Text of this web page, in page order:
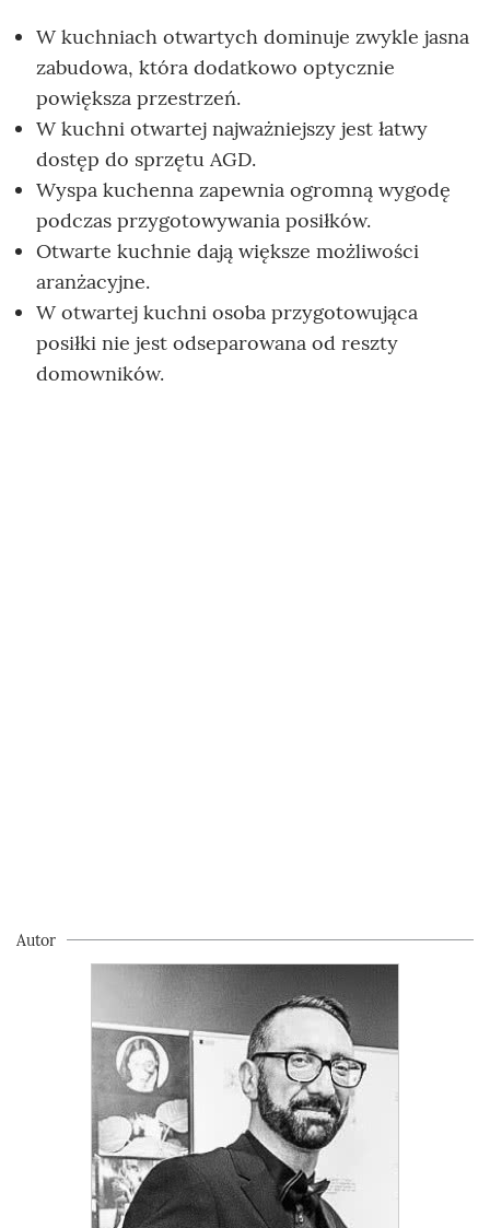
W kuchniach otwartych dominuje zwykle jasna
zabudowa, która dodatkowo optycznie
powiększa przestrzeń.
W kuchni otwartej najważniejszy jest łatwy
dostęp do sprzętu AGD.
Wyspa kuchenna zapewnia ogromną wygodę
podczas przygotowywania posiłków.
Otwarte kuchnie dają większe możliwości
aranżacyjne.
W otwartej kuchni osoba przygotowująca
posiłki nie jest odseparowana od reszty
domowników.
Autor